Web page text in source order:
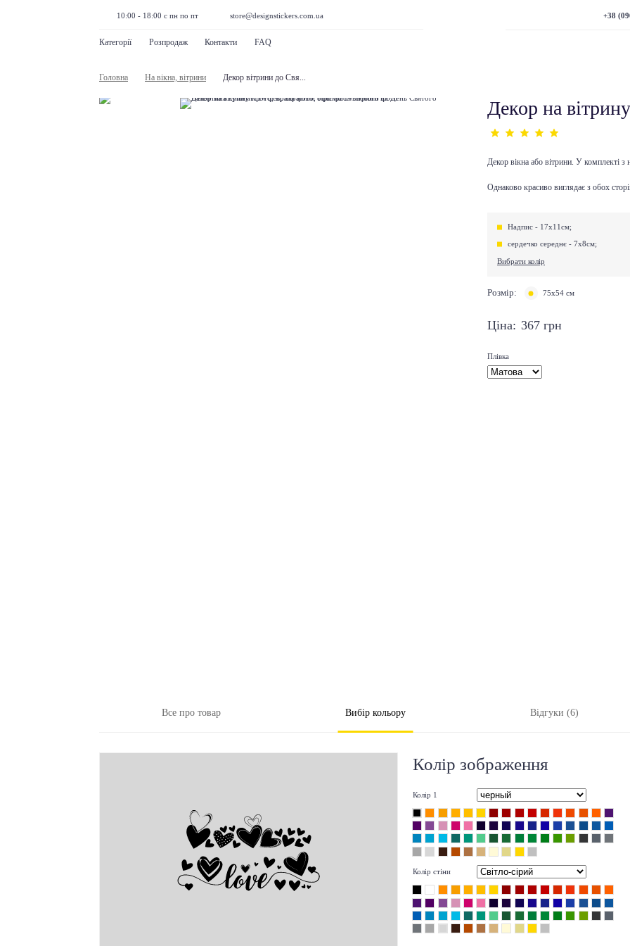
10:00 - 18:00 с пн по пт store@designstickers.com.ua
Категорії Розпродаж Контакти FAQ
+38
Головна На вікна, вітрини Декор вітрини до Свя...
Декор на
Декор вікна або вітрини. У комплекті з
Однаково красиво виглядає з обох
Надпис - 17х11см;
сердечко середнє - 7х8см;
Вибрати колір
Розмір: 75х54 см
Ціна: 367 грн
Плівка
Все про товар Вибір кольору Відгуки (6)
Колір зображення
Колір 1
Колір стіни